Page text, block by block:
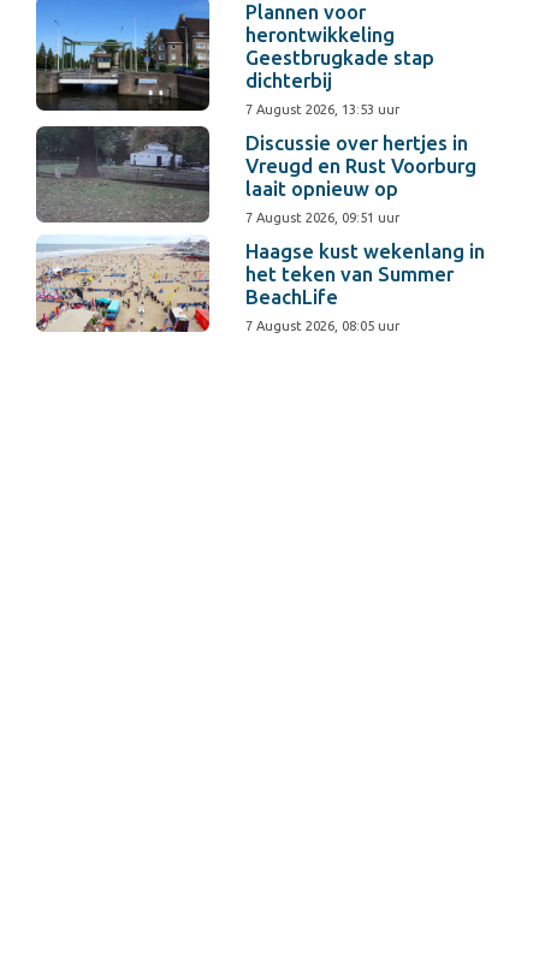
Plannen voor
herontwikkeling
Geestbrugkade stap
dichterbij
7 August 2026, 13:53 uur
Discussie over hertjes in
Vreugd en Rust Voorburg
laait opnieuw op
7 August 2026, 09:51 uur
Haagse kust wekenlang in
het teken van Summer
BeachLife
7 August 2026, 08:05 uur